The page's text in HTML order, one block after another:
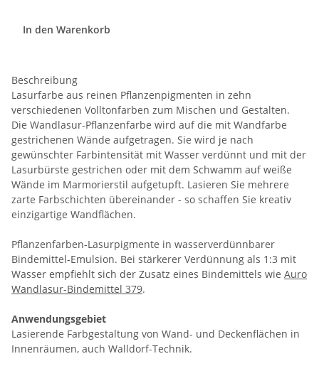
In den Warenkorb
Beschreibung
Lasurfarbe aus reinen Pflanzenpigmenten in zehn
verschiedenen Volltonfarben zum Mischen und Gestalten.
Die Wandlasur-Pflanzenfarbe wird auf die mit Wandfarbe
gestrichenen Wände aufgetragen. Sie wird je nach
gewünschter Farbintensität mit Wasser verdünnt und mit der
Lasurbürste gestrichen oder mit dem Schwamm auf weiße
Wände im Marmorierstil aufgetupft. Lasieren Sie mehrere
zarte Farbschichten übereinander - so schaffen Sie kreativ
einzigartige Wandflächen.
Pflanzenfarben-Lasurpigmente in wasserverdünnbarer
Bindemittel-Emulsion. Bei stärkerer Verdünnung als 1:3 mit
Wasser empfiehlt sich der Zusatz eines Bindemittels wie Auro
Wandlasur-Bindemittel 379.
Anwendungsgebiet
Lasierende Farbgestaltung von Wand- und Deckenflächen in
Innenräumen, auch Walldorf-Technik.